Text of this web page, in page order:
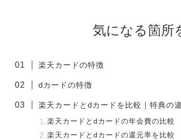
気になる箇所
楽天カードの特徴
dカードの特徴
楽天カードとdカードを比較｜特典の
楽天カードとdカードの年会費の比較
楽天カードとdカードの還元率を比較